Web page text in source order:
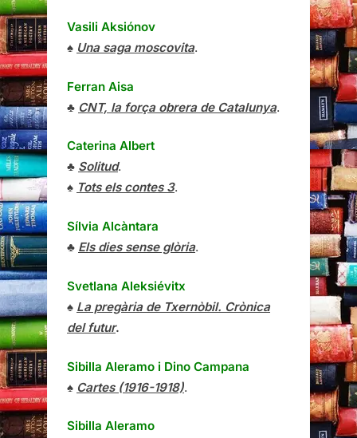
Vasili Aksiónov
♠ Una saga moscovita.
Ferran Aisa
♣ CNT, la força obrera de Catalunya.
Caterina Albert
♣ Solitud.
♠ Tots els contes 3.
Sílvia Alcàntara
♣ Els dies sense glòria.
Svetlana Aleksiévitx
♠ La pregària de Txernòbil. Crònica
del futur.
Sibilla Aleramo i Dino Campana
♠ Cartes (1916-1918).
Sibilla Aleramo